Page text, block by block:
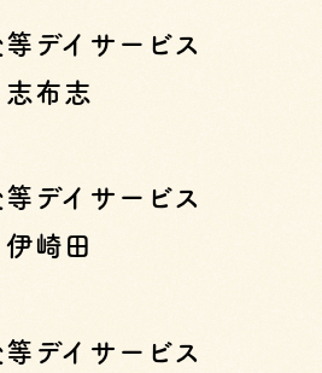
デイサービス
志布志
デイサービス
伊崎田
デイサービス